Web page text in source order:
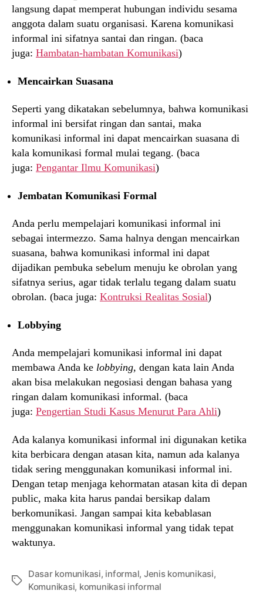
langsung dapat memperat hubungan individu sesama
anggota dalam suatu organisasi. Karena komunikasi
informal ini sifatnya santai dan ringan. (baca
juga: Hambatan-hambatan Komunikasi)
Mencairkan Suasana
Seperti yang dikatakan sebelumnya, bahwa komunikasi
informal ini bersifat ringan dan santai, maka
komunikasi informal ini dapat mencairkan suasana di
kala komunikasi formal mulai tegang. (baca
juga: Pengantar Ilmu Komunikasi)
Jembatan Komunikasi Formal
Anda perlu mempelajari komunikasi informal ini
sebagai intermezzo. Sama halnya dengan mencairkan
suasana, bahwa komunikasi informal ini dapat
dijadikan pembuka sebelum menuju ke obrolan yang
sifatnya serius, agar tidak terlalu tegang dalam suatu
obrolan. (baca juga: Kontruksi Realitas Sosial)
Lobbying
Anda mempelajari komunikasi informal ini dapat
membawa Anda ke lobbying, dengan kata lain Anda
akan bisa melakukan negosiasi dengan bahasa yang
ringan dalam komunikasi informal. (baca
juga: Pengertian Studi Kasus Menurut Para Ahli)
Ada kalanya komunikasi informal ini digunakan ketika
kita berbicara dengan atasan kita, namun ada kalanya
tidak sering menggunakan komunikasi informal ini.
Dengan tetap menjaga kehormatan atasan kita di depan
public, maka kita harus pandai bersikap dalam
berkomunikasi. Jangan sampai kita kebablasan
menggunakan komunikasi informal yang tidak tepat
waktunya.
Tags
Dasar komunikasi, informal, Jenis komunikasi,
Komunikasi, komunikasi informal